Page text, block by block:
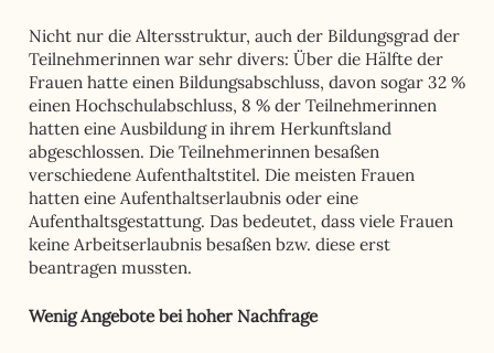
Nicht nur die Altersstruktur, auch der Bildungsgrad der
Teilnehmerinnen war sehr divers: Über die Hälfte der
Frauen hatte einen Bildungsabschluss, davon sogar 32 %
einen Hochschulabschluss, 8 % der Teilnehmerinnen
hatten eine Ausbildung in ihrem Herkunftsland
abgeschlossen. Die Teilnehmerinnen besaßen
verschiedene Aufenthaltstitel. Die meisten Frauen
hatten eine Aufenthaltserlaubnis oder eine
Aufenthaltsgestattung. Das bedeutet, dass viele Frauen
keine Arbeitserlaubnis besaßen bzw. diese erst
beantragen mussten.
Wenig Angebote bei hoher Nachfrage